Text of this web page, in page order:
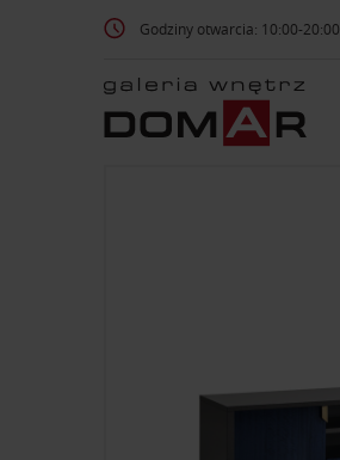
Godziny otwarcia: 10:00-20:00